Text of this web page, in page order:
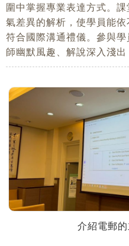
圍中掌握專業表達方式。
氣差異的解析，使學員能
符合國際溝通禮儀。參與
師幽默風趣、解說深入淺出
介紹電郵